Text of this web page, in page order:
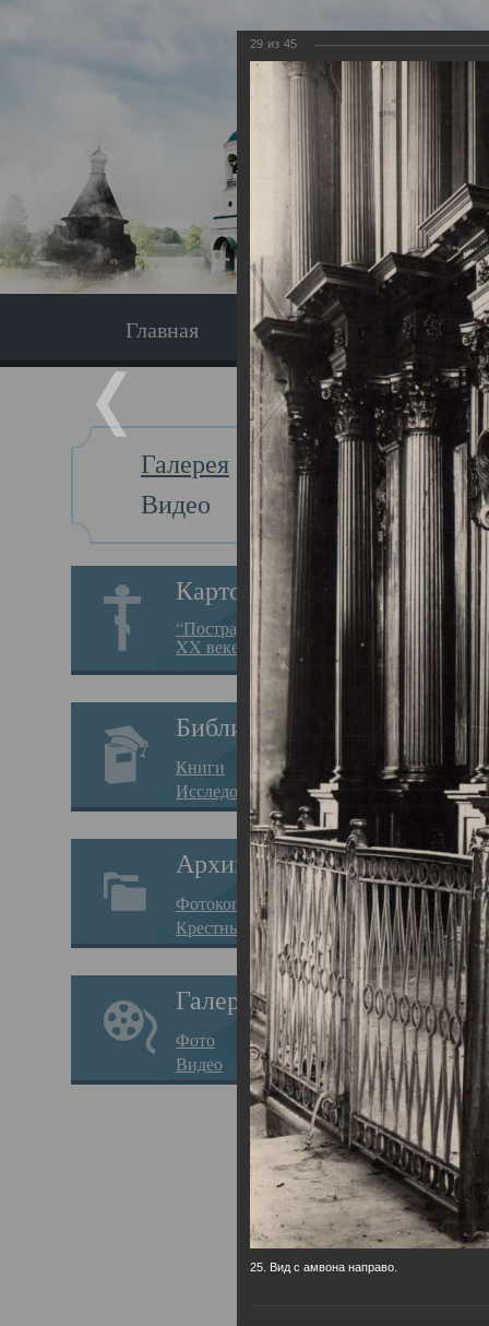
Главная Экскурсия
Галерея
Видео
Картотека
“Пострадавшие за веру в
XX веке на Севере”
Библиотека
Книги
Исследования
Архив
Фотокопии дел
Крестные ходы
Галерея
Фото
Видео
Главная
29 из 45
25. Вид с амвона направо.